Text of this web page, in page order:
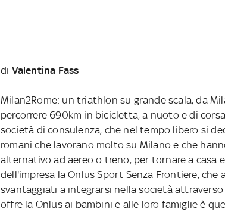
di Valentina Fass
Milan2Rome: un triathlon su grande scala, da
percorrere 690km in bicicletta, a nuoto e di
società di consulenza, che nel tempo libero si
romani che lavorano molto su Milano e che
alternativo ad aereo o treno, per tornare a casa
dell'impresa la Onlus Sport Senza Frontiere,
svantaggiati a integrarsi nella società
offre la Onlus ai bambini e alle loro famiglie è